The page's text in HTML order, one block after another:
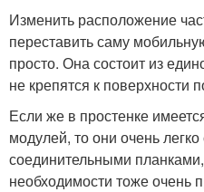
Изменить расположение
переставить саму
просто. Она состоит из
не крепятся к поверхности
Если же в простенке
модулей, то они очень
соединительными
необходимости тоже очень